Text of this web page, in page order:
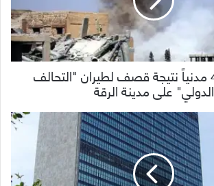
استشهاد 45 مدنياً نتيجة قصف لطيران "التحالف
الدولي" على مدينة الرقة